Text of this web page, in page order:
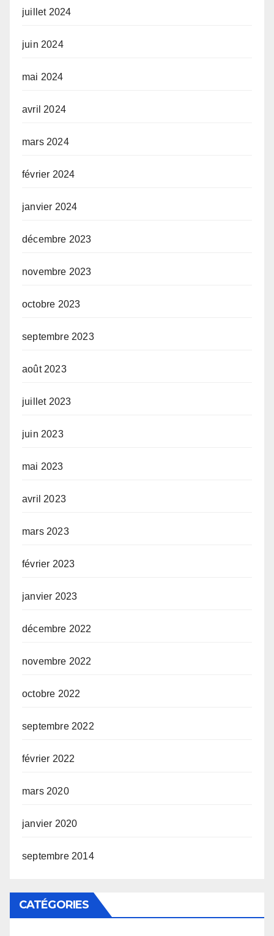
juillet 2024
juin 2024
mai 2024
avril 2024
mars 2024
février 2024
janvier 2024
décembre 2023
novembre 2023
octobre 2023
septembre 2023
août 2023
juillet 2023
juin 2023
mai 2023
avril 2023
mars 2023
février 2023
janvier 2023
décembre 2022
novembre 2022
octobre 2022
septembre 2022
février 2022
mars 2020
janvier 2020
septembre 2014
CATÉGORIES